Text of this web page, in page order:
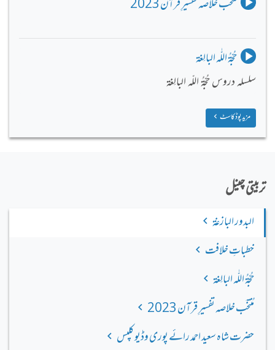
مُنتخَب خلاصہ تفسیرِ قرآن 2023
حُجّةُ اللّٰه البالِغة
سلسلہ دروس حُجّةُ اللّہ البالِغة
مزید پوڈکاسٹ
تربیتی چینل
البدور البازغة
خطباتِ خلافت
حُجّةُ اللّٰه البالِغة
مُنتخَب خلاصہ تفسیرِ قرآن 2023
حضرت شاہ سعید احمد رائے پوری وڈیو کلپس